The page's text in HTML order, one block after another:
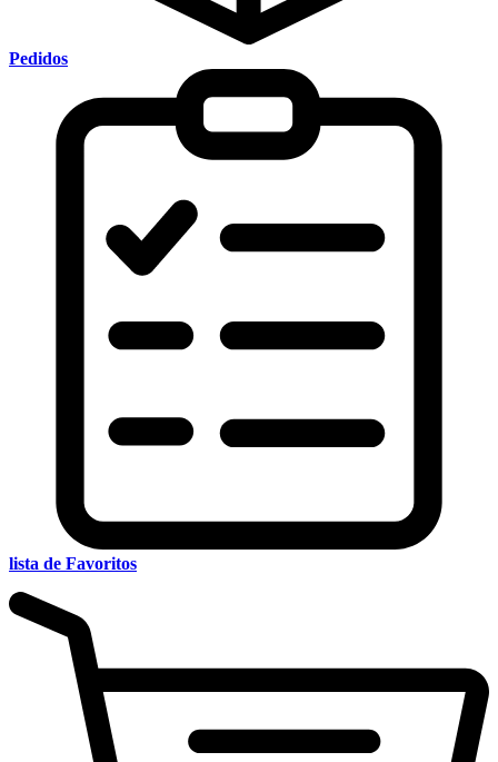
Pedidos
lista de Favoritos